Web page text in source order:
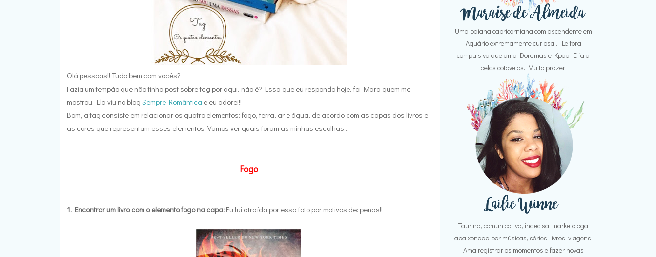
Olá pessoas!! Tudo bem com vocês?
Fazia um tempão que não tinha post sobre tag por aqui, não é? Essa que eu respondo hoje, foi Mara quem me
mostrou. Ela viu no blog Sempre Romântica e eu adorei!!
Bom, a tag consiste em relacionar os quatro elementos: fogo, terra, ar e água, de acordo com as capas dos livros e
as cores que representam esses elementos. Vamos ver quais foram as minhas escolhas...
Fogo
1. Encontrar um livro com o elemento fogo na capa: Eu fui atraída por essa foto por motivos de: penas!!
Uma baiana capricorniana com ascendente em
Aquário extremamente curiosa... Leitora
compulsiva que ama Doramas e Kpop. E fala
pelos cotovelos. Muito prazer!
Taurina, comunicativa, indecisa, marketologa
apaixonada por músicas, séries, livros, viagens.
Ama registrar os momentos e fazer novas